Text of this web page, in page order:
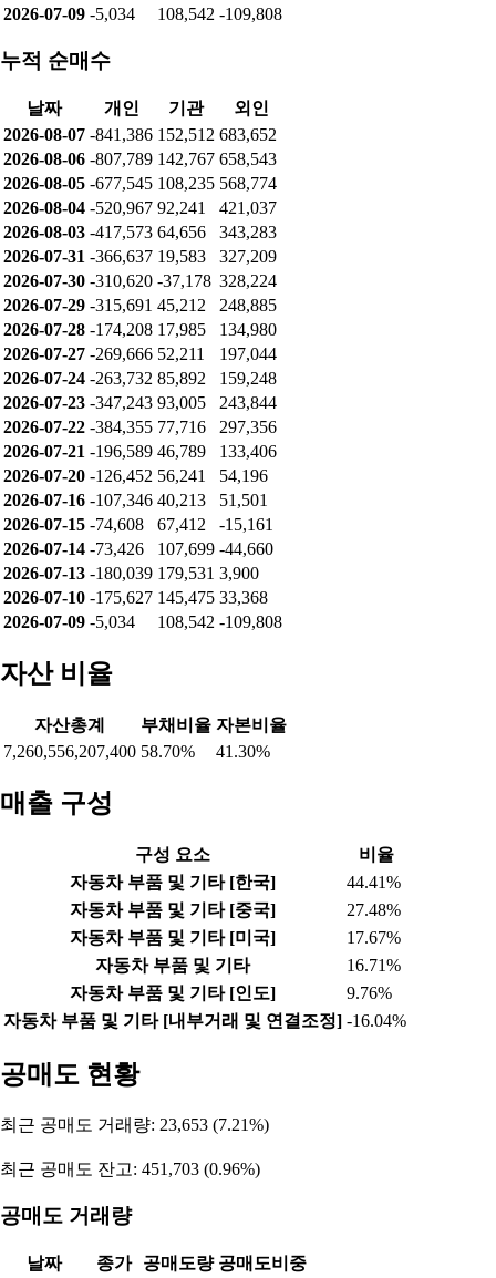
2026-07-09 -5,034 108,542 -109,808
누적 순매수
날짜 개인 기관
외인
2026-08-07 -841,386 152,512 683,652
2026-08-06 -807,789 142,767 658,543
2026-08-05 -677,545 108,235 568,774
2026-08-04 -520,967 92,241
421,037
2026-08-03 -417,573 64,656
343,283
2026-07-31 -366,637 19,583
327,209
2026-07-30 -310,620 -37,178 328,224
2026-07-29 -315,691 45,212
248,885
2026-07-28 -174,208 17,985
134,980
2026-07-27 -269,666 52,211
197,044
2026-07-24 -263,732 85,892
159,248
2026-07-23 -347,243 93,005
243,844
2026-07-22 -384,355 77,716
297,356
2026-07-21 -196,589 46,789
133,406
2026-07-20 -126,452 56,241
54,196
2026-07-16 -107,346 40,213
51,501
2026-07-15 -74,608 67,412
-15,161
2026-07-14 -73,426 107,699 -44,660
2026-07-13 -180,039 179,531 3,900
2026-07-10 -175,627 145,475 33,368
2026-07-09 -5,034 108,542 -109,808
자산 비율
자산총계 부채비율 자본비율
7,260,556,207,400 58.70% 41.30%
매출 구성
구성 요소
비율
자동차 부품 및 기타 [한국]
44.41%
자동차 부품 및 기타 [중국]
27.48%
자동차 부품 및 기타 [미국]
17.67%
자동차 부품 및 기타
16.71%
자동차 부품 및 기타 [인도]
9.76%
자동차 부품 및 기타 [내부거래 및 연결조정] -16.04%
공매도 현황
최근 공매도 거래량: 23,653 (7.21%)
최근 공매도 잔고: 451,703 (0.96%)
공매도 거래량
날짜 종가 공매도량 공매도비중